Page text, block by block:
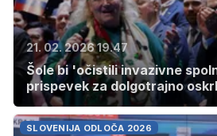
21. 02. 2026 19.47
Šole bi 'očistili invazivne
prispevek za dolgotrajno
SLOVENIJA ODLOČA 2026